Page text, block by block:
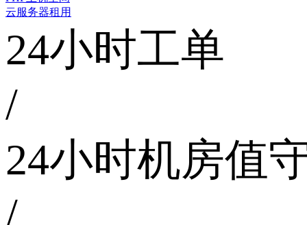
云服务器租用
24小时工单
/
24小时机房值
/